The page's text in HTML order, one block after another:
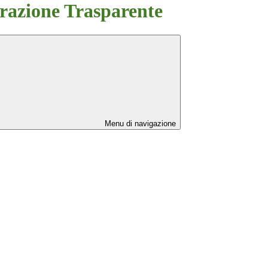
Trasparente
Menu di navigazione